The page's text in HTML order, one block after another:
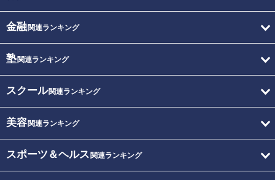
金融関連ランキング
塾関連ランキング
スクール関連ランキング
美容関連ランキング
スポーツ＆ヘルス 関連ランキング